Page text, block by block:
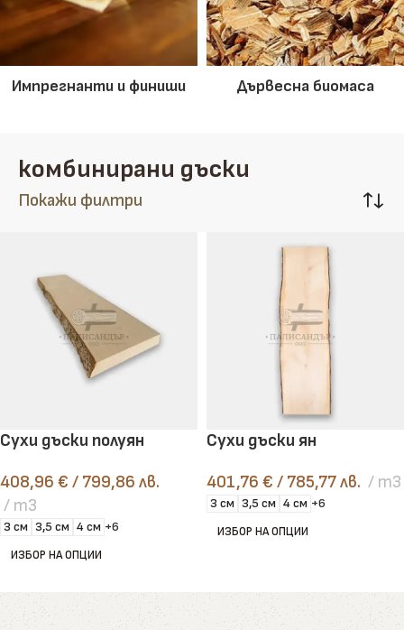
Импрегнанти и финиши Дървесна биомаса
комбинирани дъски
Покажи филтри
Сухи дъски полуян
408,96 € / 799,86 лв.
m3
3 см 3,5 см 4 см +6
ИЗБОР НА ОПЦИИ
Сухи дъски ян
401,76 € / 785,77 лв. m3
3 см 3,5 см 4 см +6
ИЗБОР НА ОПЦИИ